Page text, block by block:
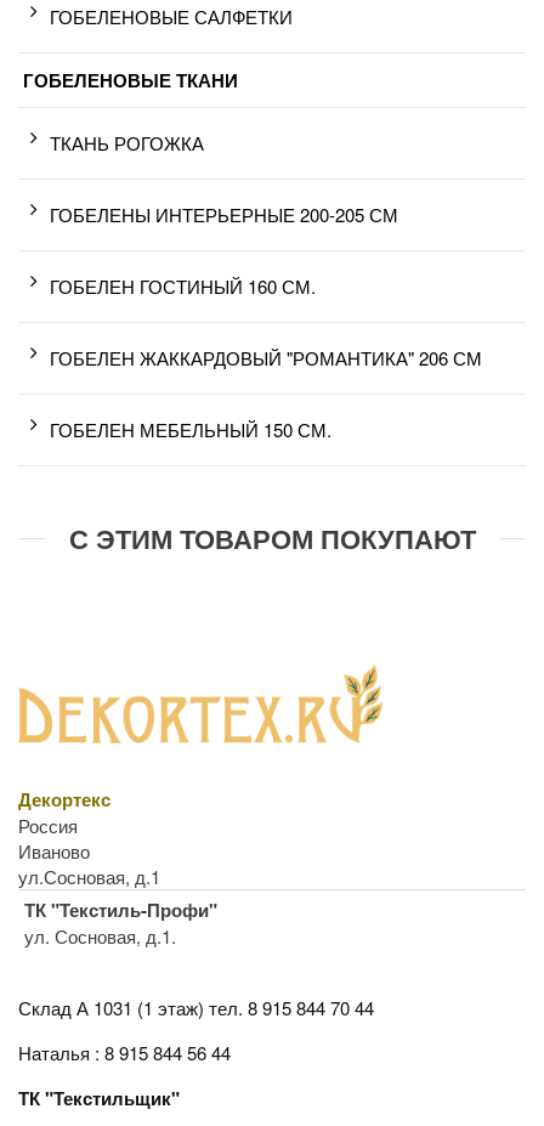
ГОБЕЛЕНОВЫЕ САЛФЕТКИ
ГОБЕЛЕНОВЫЕ ТКАНИ
ТКАНЬ РОГОЖКА
ГОБЕЛЕНЫ ИНТЕРЬЕРНЫЕ 200-205 СМ
ГОБЕЛЕН ГОСТИНЫЙ 160 СМ.
ГОБЕЛЕН ЖАККАРДОВЫЙ "РОМАНТИКА" 206 СМ
ГОБЕЛЕН МЕБЕЛЬНЫЙ 150 СМ.
С ЭТИМ ТОВАРОМ ПОКУПАЮТ
Декортекс
Россия
Иваново
ул.Сосновая, д.1
ТК "Текстиль-Профи"
ул. Сосновая, д.1.
Склад А 1031 (1 этаж) тел. 8 915 844 70 44
Наталья : 8 915 844 56 44
ТК "Текстильщик"